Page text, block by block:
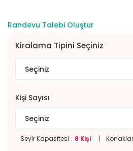
Randevu Talebi Oluştur
Kiralama Tipini Seçiniz
Seçiniz
Kişi Sayısı
Seçiniz
Seyir Kapasitesi : 8 Kişi |